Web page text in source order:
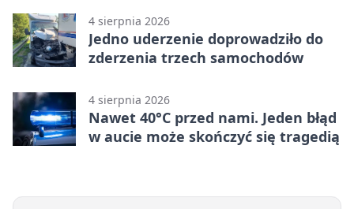
4 sierpnia 2026
Jedno uderzenie doprowadziło do
zderzenia trzech samochodów
4 sierpnia 2026
Nawet 40°C przed nami. Jeden błąd
w aucie może skończyć się tragedią